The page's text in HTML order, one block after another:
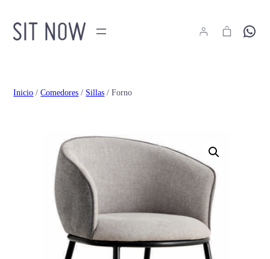
Hola
Inicio /Comedores / Sillas / Forno